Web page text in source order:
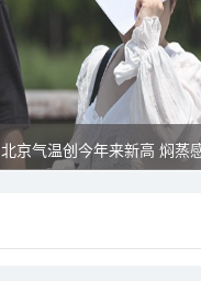
北京气温创今年来新高 焖蒸